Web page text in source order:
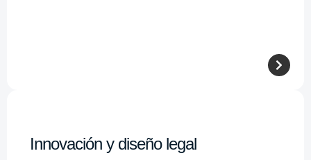
Innovación y diseño legal